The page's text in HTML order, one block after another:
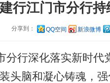
行江门市分行
分享到： QQ空间 新浪微博
行深化落实新时代
头脑和凝心铸魂，